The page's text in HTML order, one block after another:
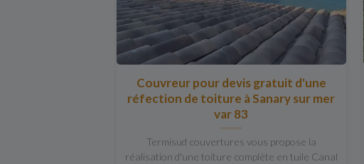
Couvreur pour devis gratuit d'une
réfection de toiture à Sanary sur mer
var 83
Termisud couvertures vous propose la
réalisation d'une toiture complète en tuile Canal